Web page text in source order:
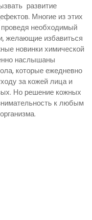
развитие
Многие из этих
необходимый
желающие избавиться
новинки химической
наслышаны
которые ежедневно
за кожей лица и
Но решение кожных
к любым